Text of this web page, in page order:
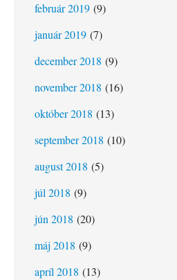
február 2019 (9)
január 2019 (7)
december 2018 (9)
november 2018 (16)
október 2018 (13)
september 2018 (10)
august 2018 (5)
júl 2018 (9)
jún 2018 (20)
máj 2018 (9)
apríl 2018 (13)